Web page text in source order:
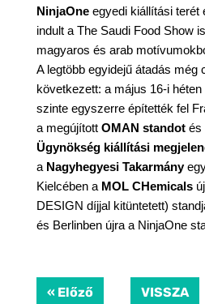
NinjaOne egyedi kiállítási terét
indult a The Saudi Food Show
magyaros és arab
A legtöbb egyidejű átadás még
következett: a május 16-i héten
szinte egyszerre építették fel
a megújított OMAN standot és
Ügynökség kiállítási
a Nagyhegyesi Takarmány
Kielcében a MOL CHemicals új
DESIGN díjjal kitüntetett)
és Berlinben újra a NinjaOne
« Előző VISSZA